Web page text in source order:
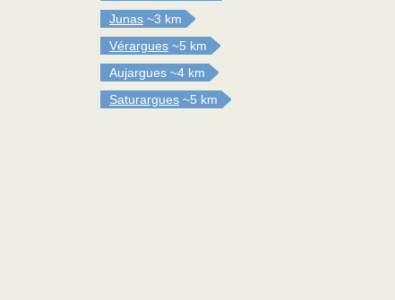
Junas ~3 km
Vérargues ~5 km
Aujargues ~4 km
Saturargues ~5 km